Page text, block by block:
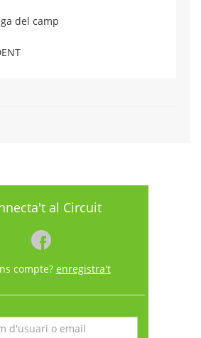
del camp
al Circuit
compte? enregistra't